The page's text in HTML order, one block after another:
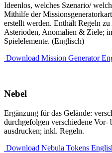
Ideenlos, welches Szenario/
Mithilfe der
erstellt werden. Enthält Regeln
Asterioden, Anomalien & Ziele;
Spielelemente. (Englisch)
Download Mission Generator
Nebel
Ergänzung für das Gelände:
durchgefolgen verschiedene
ausdrucken; inkl. Regeln.
Download Nebula Tokens